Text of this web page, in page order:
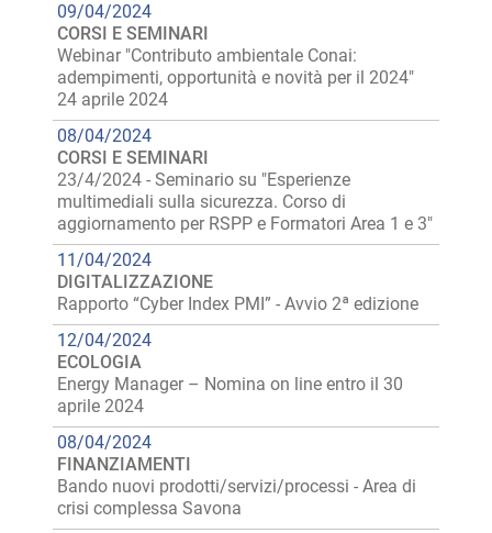
09/04/2024
CORSI E SEMINARI
Webinar "Contributo ambientale Conai:
adempimenti, opportunità e novità per il 2024"
24 aprile 2024
08/04/2024
CORSI E SEMINARI
23/4/2024 - Seminario su "Esperienze
multimediali sulla sicurezza. Corso di
aggiornamento per RSPP e Formatori Area 1 e 3"
11/04/2024
DIGITALIZZAZIONE
Rapporto “Cyber Index PMI” - Avvio 2ª edizione
12/04/2024
ECOLOGIA
Energy Manager – Nomina on line entro il 30
aprile 2024
08/04/2024
FINANZIAMENTI
Bando nuovi prodotti/servizi/processi - Area di
crisi complessa Savona